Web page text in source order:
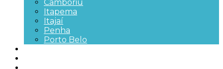
Camboriú
Itapema
Itajaí
Penha
Porto Belo